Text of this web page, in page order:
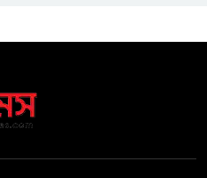
রাখি ডাস্টবিনে ফেলেন?
নয়, জেনে নিন কী করা উচিত
জ্বালানি তেল আমদানিতে